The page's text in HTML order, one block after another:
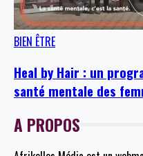
BIEN ÊTRE
Heal by Hair : un
santé mentale des
A PROPOS